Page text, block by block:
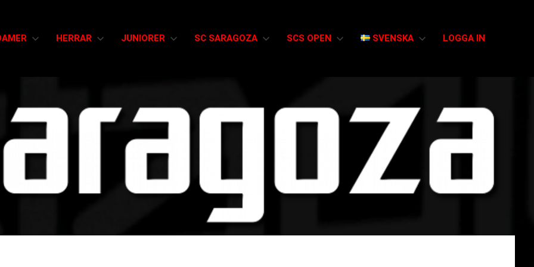
HERRAR JUNIORER SC SARAGOZA SCS OPEN SVENSKA LOGGA IN